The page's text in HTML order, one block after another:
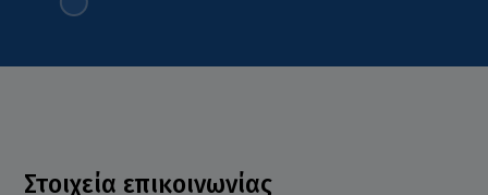
Στοιχεία επικοινωνίας